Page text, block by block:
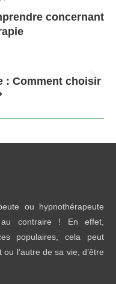
concernant
: Comment choisir
ou hypnothérapeute
contraire ! En effet,
populaires, cela peut
l’autre de sa vie, d’être